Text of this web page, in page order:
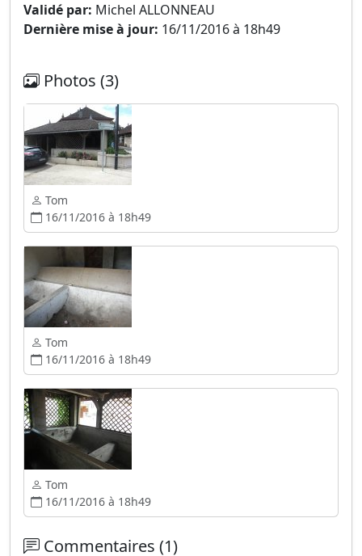
Validé par: Michel ALLONNEAU
Dernière mise à jour: 16/11/2016 à 18h49
Photos (3)
Tom
16/11/2016 à 18h49
Tom
16/11/2016 à 18h49
Tom
16/11/2016 à 18h49
Commentaires (1)